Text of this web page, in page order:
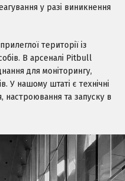
у разі виникнення
території із
В арсеналі Pitbull
для моніторингу,
У нашому штаті є технічні
настроювання та запуску в